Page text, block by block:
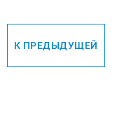
К ПРЕДЫДУЩЕЙ